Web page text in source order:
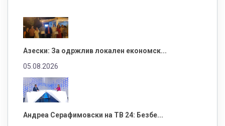
Азески: За одржлив локален економск...
05.08.2026
Андреа Серафимовски на ТВ 24: Безбе...